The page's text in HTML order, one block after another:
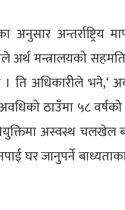
अन्तर्राष्ट्रिय
अर्थ मन्त्रालयको
ति अधिकारीले भने,‘
ठाउँमा ५८
अस्वस्थ चलखेल
घर जानुपर्ने